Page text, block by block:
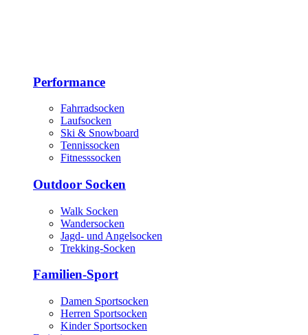
Performance
Fahrradsocken
Laufsocken
Ski & Snowboard
Tennissocken
Fitnesssocken
Outdoor Socken
Walk Socken
Wandersocken
Jagd- und Angelsocken
Trekking-Socken
Familien-Sport
Damen Sportsocken
Herren Sportsocken
Kinder Sportsocken